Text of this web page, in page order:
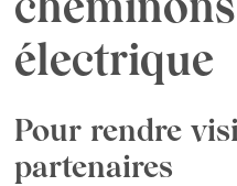
électrique
Pour rendre
partenaires